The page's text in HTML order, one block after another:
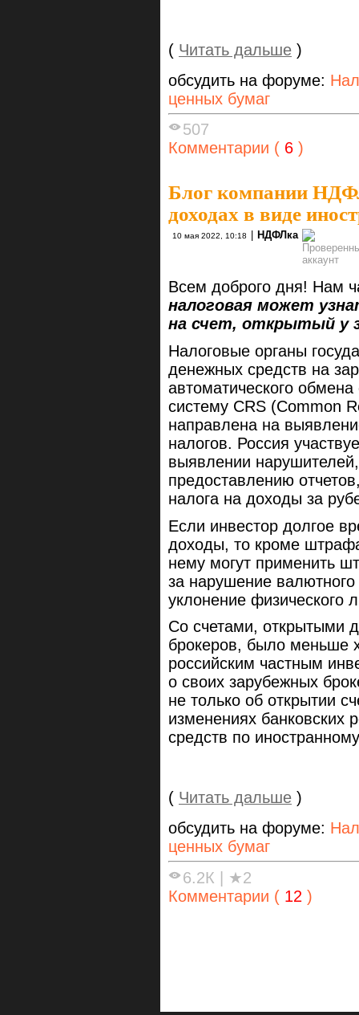
( Читать дальше )
обсудить на форуме:
ценных бумаг
507
Комментарии ( 6 )
Блог компании
доходах в виде
10 мая 2022, 10:18 НДФЛка
Всем доброго дня! Нам
налоговая может
на счет, открытый у
Налоговые органы
денежных средств на
автоматического
систему CRS (Common
направлена на
налогов. Россия
выявлении
предоставлению
налога на доходы за
Если инвестор долгое
доходы, то кроме
нему могут применить
за нарушение
уклонение физического
Со счетами, открытыми
брокеров, было меньше
российским частным
о своих зарубежных
не только об открытии
изменениях банковских
средств по
( Читать дальше )
обсудить на форуме:
ценных бумаг
6.2К
★2
Комментарии ( 12 )